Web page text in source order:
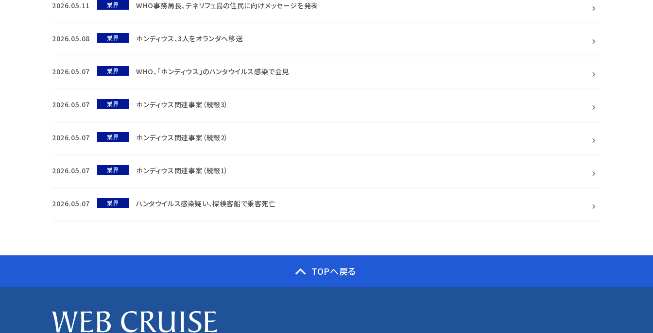
2026.05.11 業界 WHO事務局長、テネリフェ島の住民に向けメッセージを発表
2026.05.08 業界 ホンディウス、3人をオランダへ移送
2026.05.07 業界 WHO、「ホンディウス」のハンタウイルス感染で会見
2026.05.07 業界 ホンディウス関連事案（続報3）
2026.05.07 業界 ホンディウス関連事案（続報2）
2026.05.07 業界 ホンディウス関連事案（続報1）
2026.05.07 業界 ハンタウイルス感染疑い、探検客船で乗客死亡
TOPへ戻る